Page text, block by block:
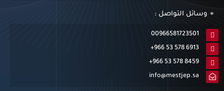
وسائل التواصل :
00966581723501
+966 53 578 6913
+966 53 578 8459
info@mestjep.sa